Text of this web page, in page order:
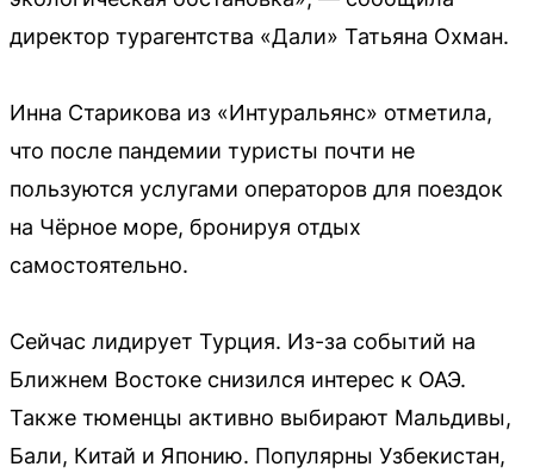
директор турагентства «Дали» Татьяна Охман.
Инна Старикова из «Интуральянс» отметила,
что после пандемии туристы почти не
пользуются услугами операторов для поездок
на Чёрное море, бронируя отдых
самостоятельно.
Сейчас лидирует Турция. Из-за событий на
Ближнем Востоке снизился интерес к ОАЭ.
Также тюменцы активно выбирают Мальдивы,
Бали, Китай и Японию. Популярны Узбекистан,